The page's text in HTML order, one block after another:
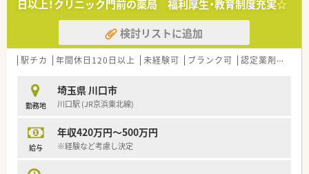
を大切にする風土があるため、現場主導の運営が行われていま
す。
■新卒3年定着率が95パーセントと圧倒的に高く、社員が安心し
て長く働き続けられる環境づくりに法人として注力していま
す。
【職場環境と雰囲気】
■お人柄を重視した採用を行っているため、職場には穏やかで優
しいスタッフが多く、アットホームな環境です。
多く、幅広い年代の薬剤師が互いに尊重し合いながら活躍してい
ます。
日以上！クリニック門前の薬局 福利厚生・教育制度充実☆
検討リストに追加
駅チカ 年間休日120日以上 未経験可 ブランク可 認定薬剤師取得支援あり
勤務地
埼玉県 川口市
川口駅 (JR京浜東北線)
給与
年収420万円～500万円
※経験など考慮し決定